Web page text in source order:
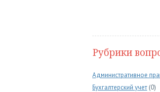
Рубрики
Административное
Бухгалтерский учет (0)